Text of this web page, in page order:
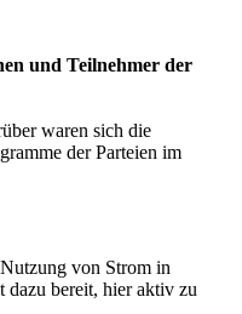
und Teilnehmer der
waren sich die
der Parteien im
von Strom in
dazu bereit, hier aktiv zu